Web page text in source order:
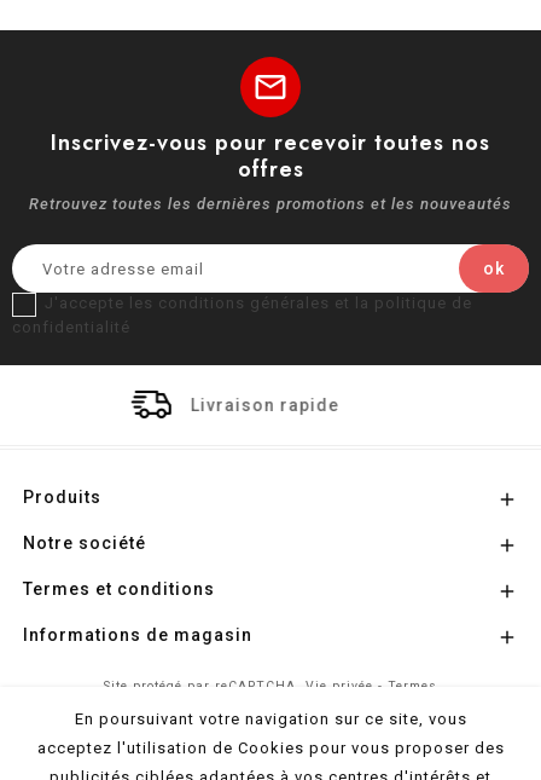
mail
Inscrivez-vous pour recevoir toutes nos
offres
Retrouvez toutes les dernières promotions et les nouveautés
J'accepte les conditions générales et la politique de
confidentialité
Produits 
Notre société 
Termes et conditions 
Informations de magasin 
Site protégé par reCAPTCHA. Vie privée - Termes
En poursuivant votre navigation sur ce site, vous
acceptez l'utilisation de Cookies pour vous proposer des